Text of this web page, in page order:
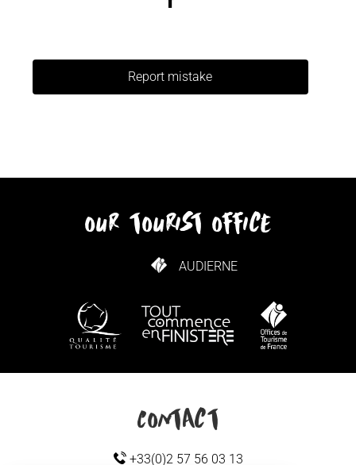
Report mistake
our tourist office
AUDIERNE
HOW TO GET HERE
Contact
+33(0)2 57 56 03 13